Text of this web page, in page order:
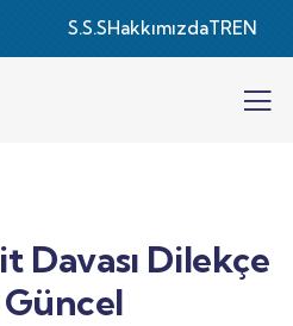
S.S.SHakkımızdaTREN
Davası Dilekçe